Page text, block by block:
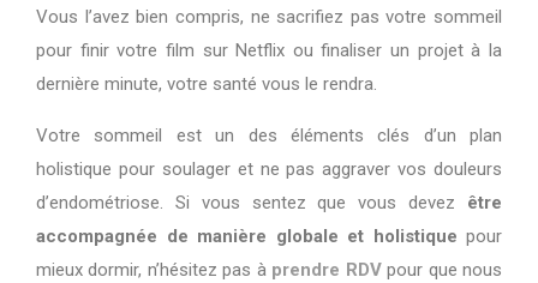
Vous l’avez bien compris, ne sacrifiez pas votre sommeil
pour finir votre film sur Netflix ou finaliser un projet à la
dernière minute, votre santé vous le rendra.
Votre sommeil est un des éléments clés d’un plan
holistique pour soulager et ne pas aggraver vos douleurs
d’endométriose. Si vous sentez que vous devez être
accompagnée de manière globale et holistique pour
mieux dormir, n’hésitez pas à prendre RDVpour que nous